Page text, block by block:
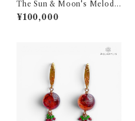
The Sun & Moon's Melod
y・太陽と月の調べ｜イエローバ
ライト ネックレス（K14GFワイ
¥100,000